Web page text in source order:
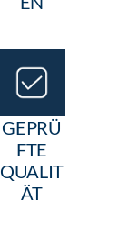
GEPRÜ
FTE
QUALIT
ÄT